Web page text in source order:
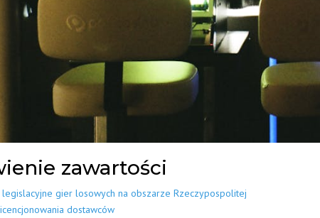
zawartości
legislacyjne gier losowych na obszarze Rzeczypospolitej
dostawców